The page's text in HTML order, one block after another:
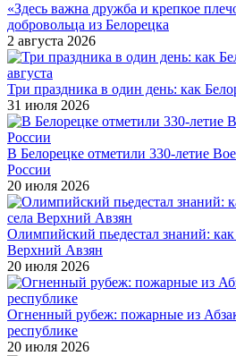
«Здесь важна дружба и крепкое
добровольца из Белорецка
2 августа 2026
Три праздника в один день: как
31 июля 2026
В Белорецке отметили 330-летие
России
20 июля 2026
Олимпийский пьедестал знаний:
Верхний Авзян
20 июля 2026
Огненный рубеж: пожарные из
республике
20 июля 2026